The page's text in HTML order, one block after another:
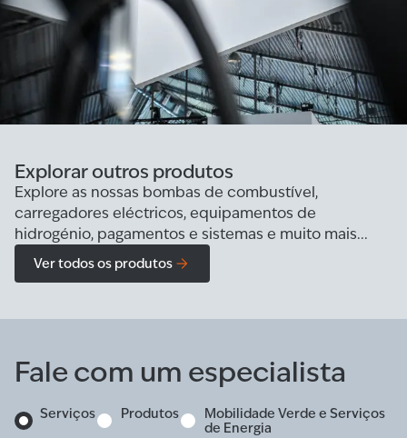
Explorar outros produtos
Explore as nossas bombas de combustível,
carregadores eléctricos, equipamentos de
hidrogénio, pagamentos e sistemas e muito mais...
Ver todos os produtos
Fale com um especialista
Serviços Produtos
Mobilidade Verde e Serviços
de Energia